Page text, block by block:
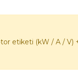
etiketi (kW / A / V)